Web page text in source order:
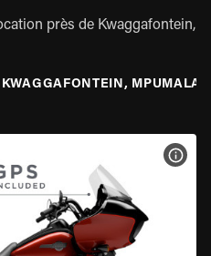
près de Kwaggafontein,
KWAGGAFONTEIN,